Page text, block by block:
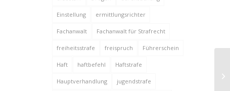
Einstellung ermittlungsrichter
Fachanwalt Fachanwalt für Strafrecht
freiheitsstrafe freispruch Führerschein
Haft haftbefehl Haftstrafe
Hauptverhandlung jugendstrafe